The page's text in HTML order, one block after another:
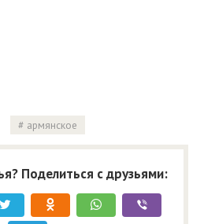
армянское
Поделиться с друзьями: